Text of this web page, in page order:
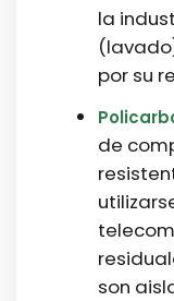
la
por su
de
son